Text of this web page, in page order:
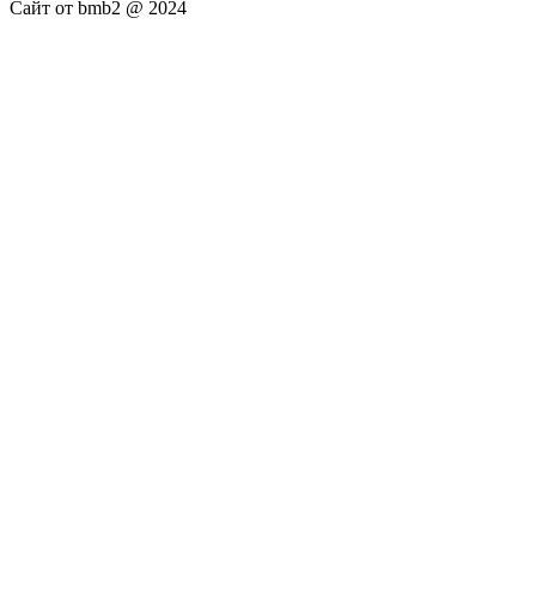
Сайт от bmb2 @ 2024